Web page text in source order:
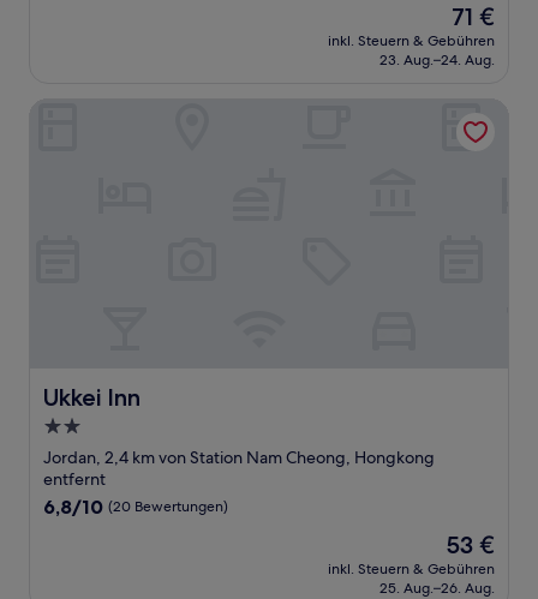
Der
Preis
beträgt
71 €
inkl. Steuern & Gebühren
23. Aug.–24. Aug.
Ukkei Inn
Ukkei Inn
2.0-
Sterne-
Unterkunft
Jordan, 2,4 km von Station Nam Cheong, Hongkong
entfernt
6.8
6,8/10 (20 Bewertungen)
Der
Preis
beträgt
53 €
inkl. Steuern & Gebühren
25. Aug.–26. Aug.